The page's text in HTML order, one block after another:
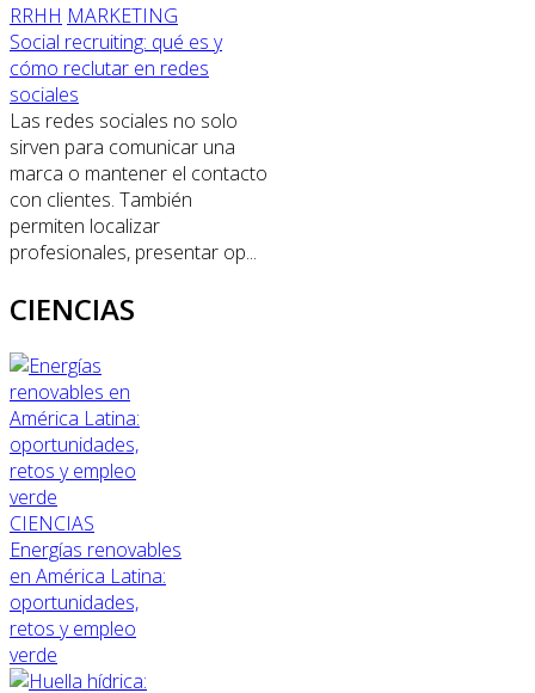
RRHH MARKETING
Social recruiting: qué es y
cómo reclutar en redes
sociales
Las redes sociales no solo
sirven para comunicar una
marca o mantener el contacto
con clientes. También
permiten localizar
profesionales, presentar op...
CIENCIAS
CIENCIAS
Energías renovables
en América Latina:
oportunidades,
retos y empleo
verde